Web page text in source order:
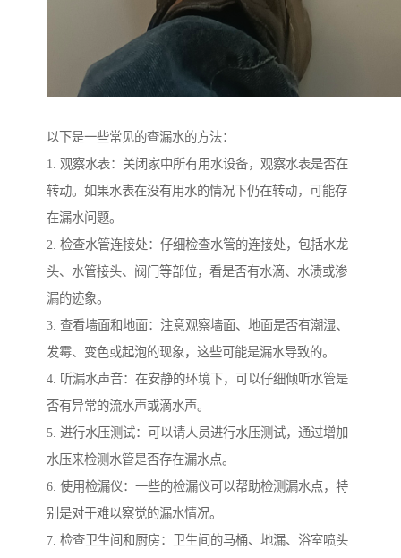
以下是一些常见的查漏水的方法：
1. 观察水表：关闭家中所有用水设备，观察水表是否在
转动。如果水表在没有用水的情况下仍在转动，可能存
在漏水问题。
2. 检查水管连接处：仔细检查水管的连接处，包括水龙
头、水管接头、阀门等部位，看是否有水滴、水渍或渗
漏的迹象。
3. 查看墙面和地面：注意观察墙面、地面是否有潮湿、
发霉、变色或起泡的现象，这些可能是漏水导致的。
4. 听漏水声音：在安静的环境下，可以仔细倾听水管是
否有异常的流水声或滴水声。
5. 进行水压测试：可以请人员进行水压测试，通过增加
水压来检测水管是否存在漏水点。
6. 使用检漏仪：一些的检漏仪可以帮助检测漏水点，特
别是对于难以察觉的漏水情况。
7. 检查卫生间和厨房：卫生间的马桶、地漏、浴室喷头